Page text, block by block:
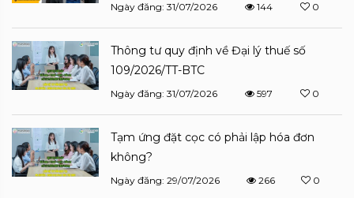
Ngày đăng: 31/07/2026 144 0
Thông tư quy định về Đại lý thuế số
109/2026/TT-BTC
Ngày đăng: 31/07/2026 597 0
Tạm ứng đặt cọc có phải lập hóa đơn
không?
Ngày đăng: 29/07/2026 266 0